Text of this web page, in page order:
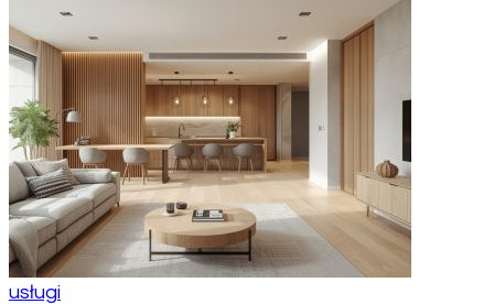
usługi